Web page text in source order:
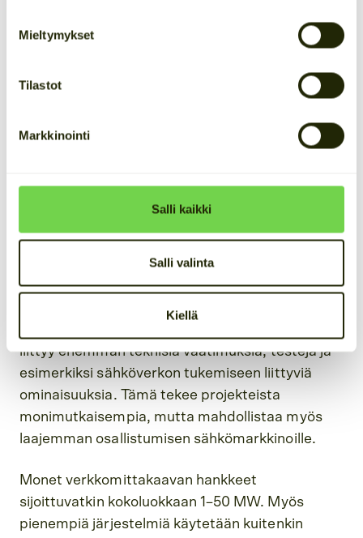
Mieltymykset
Tilastot
Markkinointi
Salli kaikki
Salli valinta
Kiellä
Asiakkaamme Enetronin 6,6 MVA / 14,2 MWh sähkövarasto
Kiimingissä, joka koostuu kahdesta Cactos Nevado -yksiköstä.
MW liittymät luokitellaan yleensä Fingridin
tekniset vaatimukset ja käyttöönottoprosessi
1 MW ja sitä suuremmat liittymät kuuluvat
liittyy enemmän teknisiä vaatimuksia, testejä ja
esimerkiksi sähköverkon tukemiseen liittyviä
ominaisuuksia. Tämä tekee projekteista
monimutkaisempia, mutta mahdollistaa myös
laajemman osallistumisen sähkömarkkinoille.
Monet verkkomittakaavan hankkeet
sijoittuvatkin kokoluokkaan 1–50 MW. Myös
pienempiä järjestelmiä käytetään kuitenkin